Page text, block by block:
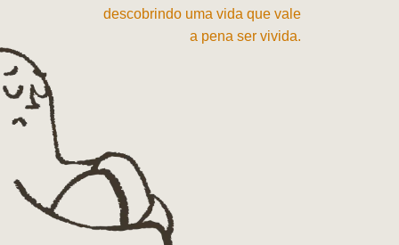
descobrindo uma vida que vale
a pena ser vivida.